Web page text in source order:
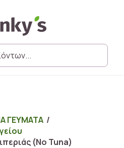
ΓΕΥΜΑΤΑ /
(No Tuna)